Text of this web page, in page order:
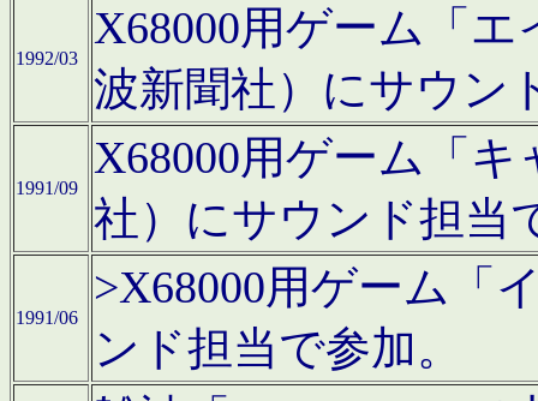
1992/03
X68000用ゲーム「
波新聞社）にサウン
1991/09
X68000用ゲーム「
社）にサウンド担当
1991/06
>X68000用ゲーム「
ンド担当で参加。